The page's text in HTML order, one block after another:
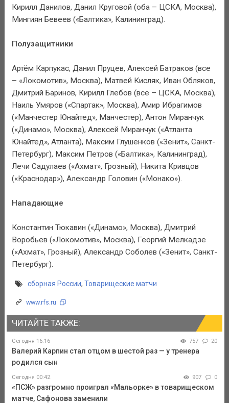
Кирилл Данилов, Данил Круговой (оба – ЦСКА, Москва),
Мингиян Бевеев («Балтика», Калининград).
Полузащитники
Артём Карпукас, Данил Пруцев, Алексей Батраков (все
– «Локомотив», Москва), Матвей Кисляк, Иван Обляков,
Дмитрий Баринов, Кирилл Глебов (все – ЦСКА, Москва),
Наиль Умяров («Спартак», Москва), Амир Ибрагимов
(«Манчестер Юнайтед», Манчестер), Антон Миранчук
(«Динамо», Москва), Алексей Миранчук («Атланта
Юнайтед», Атланта), Максим Глушенков («Зенит», Санкт-
Петербург), Максим Петров («Балтика», Калининград),
Лечи Садулаев («Ахмат», Грозный), Никита Кривцов
(«Краснодар»), Александр Головин («Монако»).
Нападающие
Константин Тюкавин («Динамо», Москва), Дмитрий
Воробьев («Локомотив», Москва), Георгий Мелкадзе
(«Ахмат», Грозный), Александр Соболев («Зенит», Санкт-
Петербург).
сборная России, Товарищеские матчи
www.rfs.ru
ЧИТАЙТЕ ТАКЖЕ:
Сегодня 16:16 757 20
Валерий Карпин стал отцом в шестой раз — у тренера
родился сын
Сегодня 00:42 907 0
«ПСЖ» разгромно проиграл «Мальорке» в товарищеском
матче, Сафонова заменили